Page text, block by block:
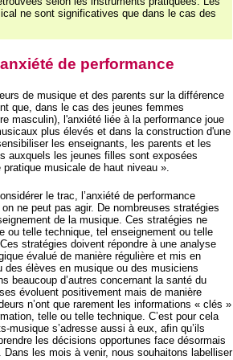
ne sont significatives que dans le cas des
de performance
de musique et des parents sur la différence
que, dans le cas des jeunes femmes
masculin), l'anxiété liée à la performance joue
plus élevés et dans la construction d'une
les enseignants, les parents et les
auxquels les jeunes filles sont exposées
musicale de haut niveau ».
le trac, l’anxiété de performance
ne peut pas agir. De nombreuses stratégies
de la musique. Ces stratégies ne
ou telle technique, tel enseignement ou telle
stratégies doivent répondre à une analyse
évalué de manière régulière et mis en
élèves en musique ou des musiciens
beaucoup d’autres concernant la santé du
évoluent positivement mais de manière
n’ont que rarement les informations « clés »
telle ou telle technique. C’est pour cela
musique s’adresse aussi à eux, afin qu’ils
les décisions opportunes face désormais
les mois à venir, nous souhaitons labelliser